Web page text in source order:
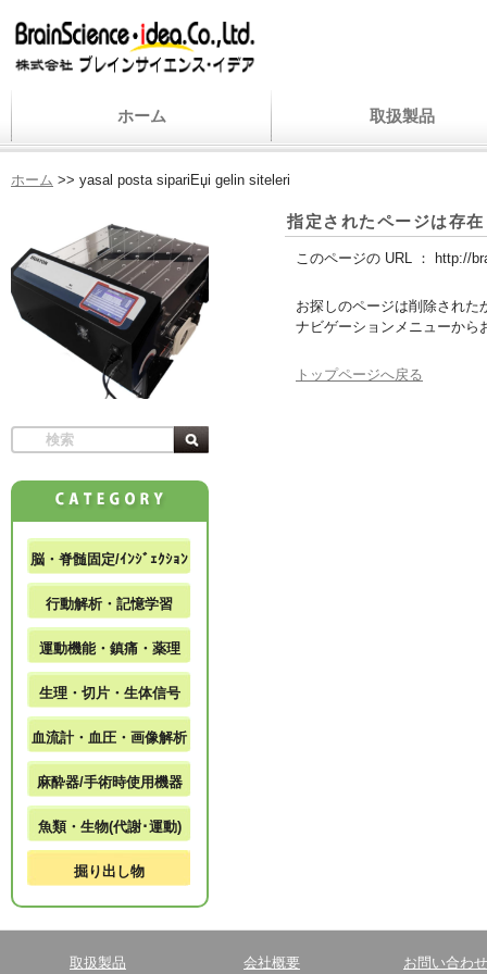
ホーム 取扱製品
ホーム >> yasal posta sipariЕџi gelin siteleri
指定されたページは存
このページの URL ： http://
お探しのページは削除された
ナビゲーションメニューから
トップページへ戻る
脳・脊髄固定/ｲﾝｼﾞｪｸｼｮﾝ
行動解析・記憶学習
運動機能・鎮痛・薬理
生理・切片・生体信号
血流計・血圧・画像解析
麻酔器/手術時使用機器
魚類・生物(代謝･運動)
掘り出し物
取扱製品 会社概要 お問い合わせ